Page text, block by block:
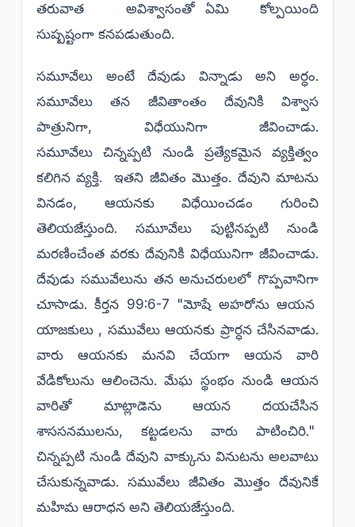
తరువాత అవిశ్వాసంతో ఏమి కోల్పయింది
సుష్పష్టంగా కనపడుతుంది.
సమూవేలు అంటే దేవుడు విన్నాడు అని అర్ధం.
సమూవేలు తన జీవితాంతం దేవునికి విశ్వాస
పాత్రునిగా, విధేయునిగా జీవించాడు.
సమూవేలు చిన్నప్పటి నుండి ప్రత్యేకమైన వ్యక్తిత్వం
కలిగిన వ్యక్తి. ఇతని జీవితం మొత్తం. దేవుని మాటను
వినడం, ఆయనకు విధేయించడం గురించి
తెలియజేస్తుంది. సమూవేలు పుట్టినప్పటి నుండి
మరణించేంత వరకు దేవునికి విధేయునిగా జీవించాడు.
దేవుడు సమువేలును తన అనుచరులలో గొప్పవానిగా
చూసాడు. కీర్తన 99:6-7 "మోషే అహరోను ఆయన
యాజకులు , సమువేలు ఆయనకు ప్రార్ధన చేసినవాడు.
వారు ఆయనకు మనవి చేయగా ఆయన వారి
వేడికోలును ఆలించెను. మేఘ స్థంభం నుండి ఆయన
వారితో మాట్లాడెను ఆయన దయచేసిన
శాససనములను, కట్టడలను వారు పాటించిరి."
చిన్నప్పటి నుండి దేవుని వాక్కును వినుటను అలవాటు
చేసుకున్నవాడు. సమువేలు జీవితం మొత్తం దేవునికే
మహిమ ఆరాధన అని తెలియజేస్తుంది.